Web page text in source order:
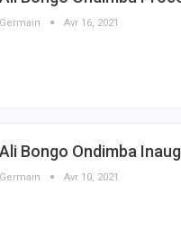
Germain Avr 16, 2021
Ali Bongo Ondimba
Germain Avr 10, 2021